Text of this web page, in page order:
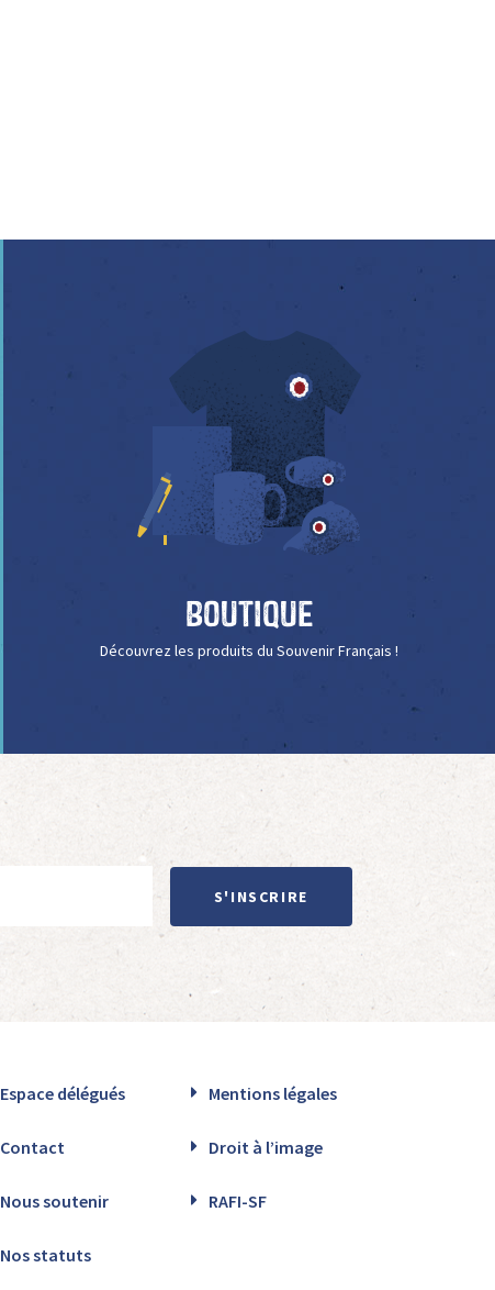
Boutique
Découvrez les produits du Souvenir Français !
S'INSCRIRE
Espace délégués Mentions légales
Contact Droit à l’image
Nous soutenir RAFI-SF
Nos statuts